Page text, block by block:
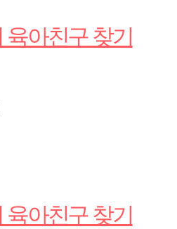
아친구 찾기
아친구 찾기